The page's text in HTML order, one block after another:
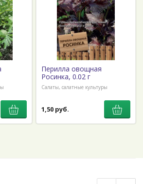
Перилла овощная
Росинка, 0.02 г
Салаты, салатные культуры
1,50 руб.